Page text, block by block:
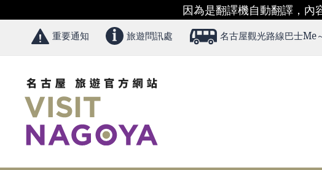
因為是翻譯機自動翻譯，內
重要通知 旅遊問訊處 名古屋觀光路線巴士Me